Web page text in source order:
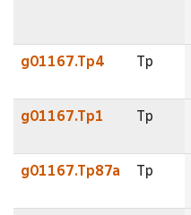
g01167.Tp4 Tp
g01167.Tp1 Tp
g01167.Tp87a Tp